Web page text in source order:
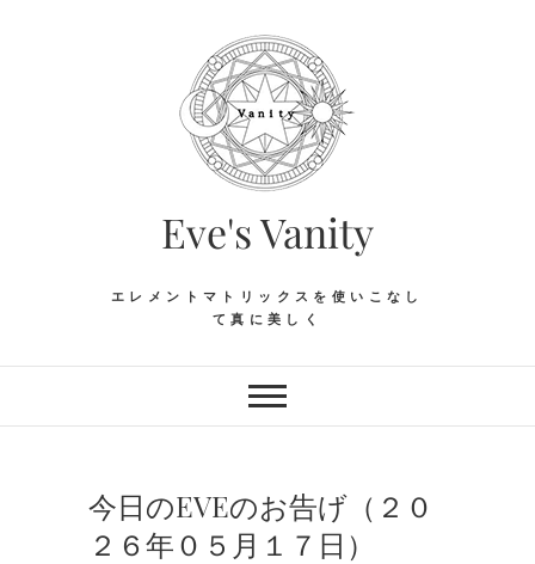
Eve's Vanity
エレメントマトリックスを使いこなし
て真に美しく
今日のEVEのお告げ（２０
２６年０５月１７日）